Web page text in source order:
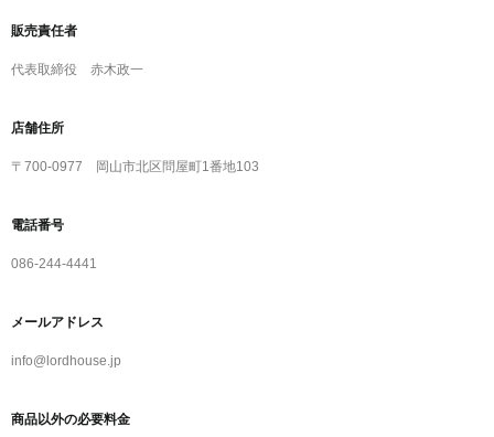
販売責任者
代表取締役 赤木政一
店舗住所
〒700-0977 岡山市北区問屋町1番地103
電話番号
086-244-4441
メールアドレス
info@lordhouse.jp
商品以外の必要料金